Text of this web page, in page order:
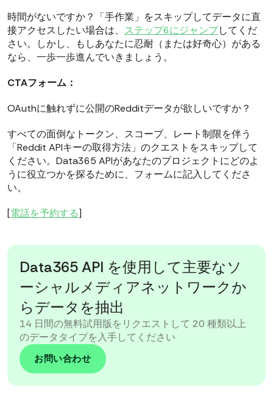
時間がないですか？「手作業」をスキップしてデータに直
接アクセスしたい場合は、 ステップ6にジャンプしてくだ
さい。しかし、もしあなたに忍耐（または好奇心）がある
なら、一歩一歩進んでいきましょう。
CTAフォーム：
OAuthに触れずに公開のRedditデータが欲しいですか？
すべての面倒なトークン、スコープ、レート制限を伴う
「Reddit APIキーの取得方法」のクエストをスキップして
ください。Data365 APIがあなたのプロジェクトにどのよ
うに役立つかを探るために、フォームに記入してくださ
い。
[電話を予約する]
Data365 API を使用して主要なソ
ーシャルメディアネットワークか
らデータを抽出
14 日間の無料試用版をリクエストして 20 種類以上
のデータタイプを入手してください
お問い合わせ